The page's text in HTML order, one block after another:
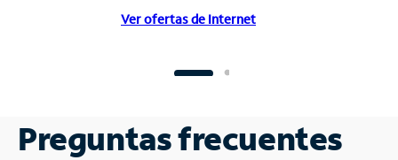
Ver ofertas de Internet
Preguntas frecuentes